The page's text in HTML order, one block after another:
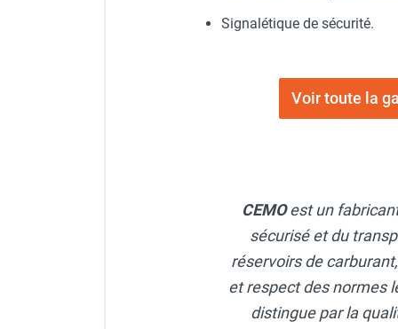
Chauffage fioul soufflant avec
Chauffage mobile au gaz à
Chauffage mobile au gaz à
Chauffage mobile au gaz rayonnant
Signalétique de sécurité.
Voir toute la
CEMOest un
sécurisé et du
réservoirs de
et respect des normes
distingue par la